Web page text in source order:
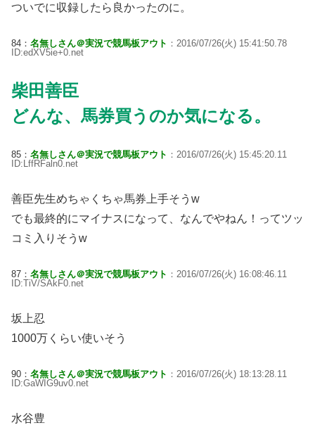
ついでに収録したら良かったのに。
84： 名無しさん＠実況で競馬板アウト ：2016/07/26(火) 15:41:50.78
ID:edXV5ie+0.net
柴田善臣
どんな、馬券買うのか気になる。
85： 名無しさん＠実況で競馬板アウト ：2016/07/26(火) 15:45:20.11
ID:LffRFaln0.net
善臣先生めちゃくちゃ馬券上手そうw
でも最終的にマイナスになって、なんでやねん！ってツッ
コミ入りそうw
87： 名無しさん＠実況で競馬板アウト ：2016/07/26(火) 16:08:46.11
ID:TiV/SAkF0.net
坂上忍
1000万くらい使いそう
90： 名無しさん＠実況で競馬板アウト ：2016/07/26(火) 18:13:28.11
ID:GaWIG9uv0.net
水谷豊